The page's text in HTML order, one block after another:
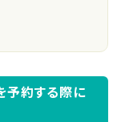
予約する際に